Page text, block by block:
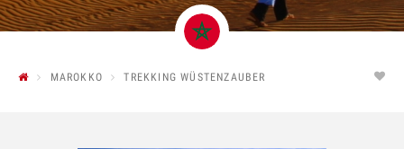
MAROKKO TREKKING WÜSTENZAUBER